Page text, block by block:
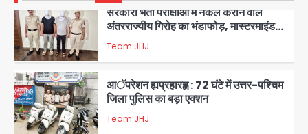
3
सरकारी भर्ती परीक्षाओं में नकल कराने वाले
अंतरराज्यीय गिरोह का भंडाफोड़, मास्टरमाइंड
समेत 7 गिरफ्तार
Team JHJ
आॅपरेशन ह्यप्रहारह्ण : 72 घंटे में उत्तर-पश्चिम
जिला पुलिस का बड़ा एक्शन
Team JHJ